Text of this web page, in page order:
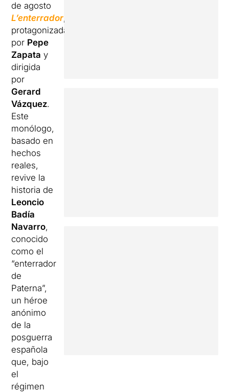
de agosto
L’enterrador,
protagonizada
por Pepe
Zapata y
dirigida
por
Gerard
Vázquez.
Este
monólogo,
basado en
hechos
reales,
revive la
historia de
Leoncio
Badía
Navarro,
conocido
como el
“enterrador
de
Paterna”,
un héroe
anónimo
de la
posguerra
española
que, bajo
el
régimen